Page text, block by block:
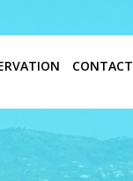
CONTACT